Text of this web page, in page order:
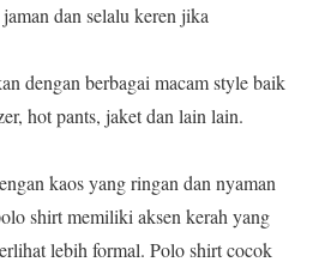
dan selalu keren jika
dengan berbagai macam style baik
hot pants, jaket dan lain lain.
kaos yang ringan dan nyaman
shirt memiliki aksen kerah yang
lebih formal. Polo shirt cocok